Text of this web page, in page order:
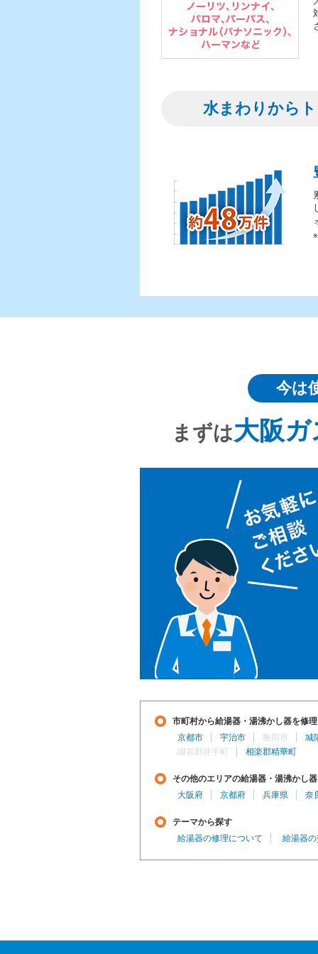
水まわりから
今は
まずは大阪
市町村から給湯器・湯沸かし器を修
京都市
宇治市 亀岡市
城
綴喜郡井手町
相楽郡精華町
その他のエリアの給湯器・湯沸かし
大阪府
京都府 兵庫県 奈
テーマから探す
給湯器の修理について
給湯器